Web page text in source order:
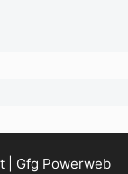
| Gfg Powerweb